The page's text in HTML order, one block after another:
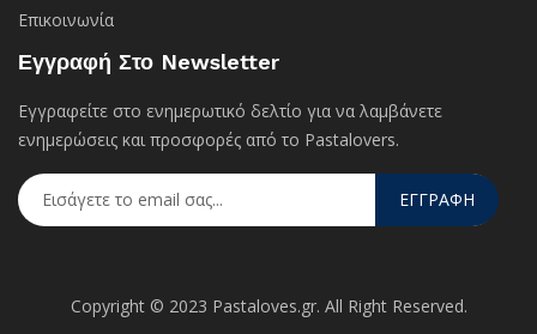
Επικοινωνία
Εγγραφή Στο Newsletter
Εγγραφείτε στο ενημερωτικό δελτίο για να λαμβάνετε
ενημερώσεις και προσφορές από το Pastalovers.
ΕΓΓΡΑΦΗ
Copyright © 2023 Pastaloves.gr. All Right Reserved.